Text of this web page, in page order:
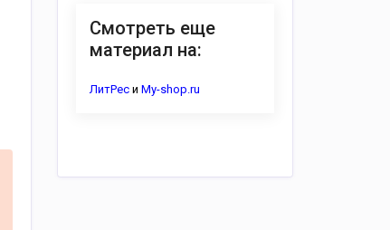
Смотреть еще
материал на:
ЛитРеси My-shop.ru